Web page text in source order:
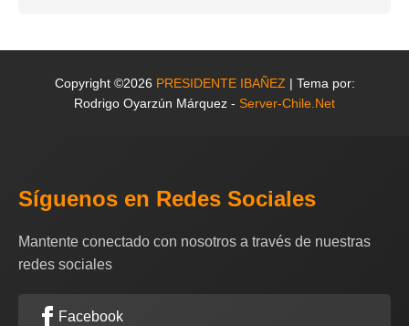
Copyright ©2026 PRESIDENTE IBAÑEZ | Tema por:
Rodrigo Oyarzún Márquez - Server-Chile.Net
Síguenos en Redes Sociales
Mantente conectado con nosotros a través de nuestras
redes sociales
Facebook